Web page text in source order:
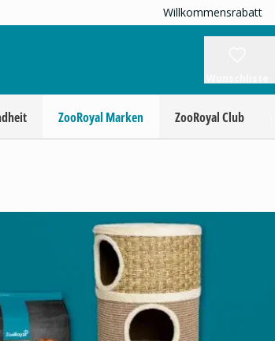
Willkommensrabatt
ZooRoyal Marken ZooRoyal Club